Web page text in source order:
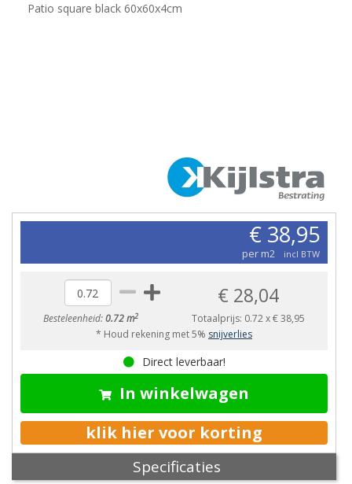
Patio square black 60x60x4cm
€ 38,95
per m2 incl BTW
Besteleenheid:0.72 m2
€ 28,04
Totaalprijs: 0.72x€ 38,95
* Houd rekening met 5% snijverlies
Direct leverbaar!
In winkelwagen
klik hier voor korting
Specificaties